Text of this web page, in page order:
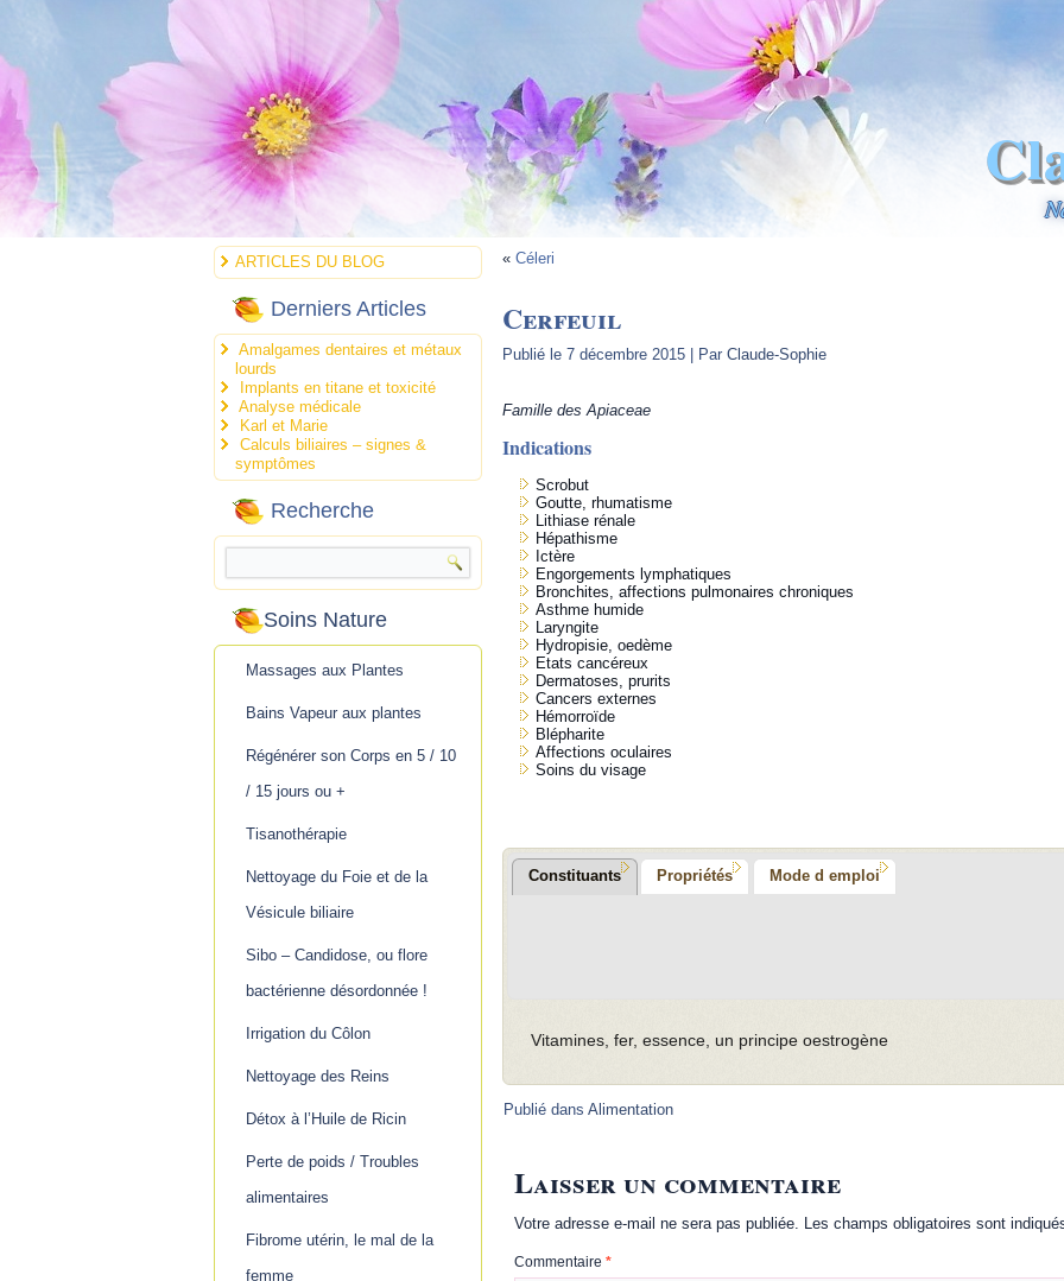
ARTICLES DU BLOG
Derniers Articles
Amalgames dentaires et métaux
lourds
Implants en titane et toxicité
Analyse médicale
Karl et Marie
Calculs biliaires – signes &
symptômes
Recherche
Soins Nature
Massages aux Plantes
Bains Vapeur aux plantes
Régénérer son Corps en 5 / 10
/ 15 jours ou +
Tisanothérapie
Nettoyage du Foie et de la
Vésicule biliaire
Sibo – Candidose, ou flore
bactérienne désordonnée !
Irrigation du Côlon
Nettoyage des Reins
Détox à l’Huile de Ricin
Perte de poids / Troubles
alimentaires
Fibrome utérin, le mal de la
femme
« Céleri
Cerfeuil
Publié le 7 décembre 2015 Par Claude-Sophie
Famille des Apiaceae
Indications
Scrobut
Goutte, rhumatisme
Lithiase rénale
Hépathisme
Ictère
Engorgements lymphatiques
Bronchites, affections pulmonaires chroniques
Asthme humide
Laryngite
Hydropisie, oedème
Etats cancéreux
Dermatoses, prurits
Cancers externes
Hémorroïde
Blépharite
Affections oculaires
Soins du visage
Constituants Propriétés Mode d emploi
Vitamines, fer, essence, un principe oestrogène
Publié dans Alimentation
Laisser un commentaire
Votre adresse e-mail ne sera pas publiée. Les champs obligatoires sont
Commentaire *